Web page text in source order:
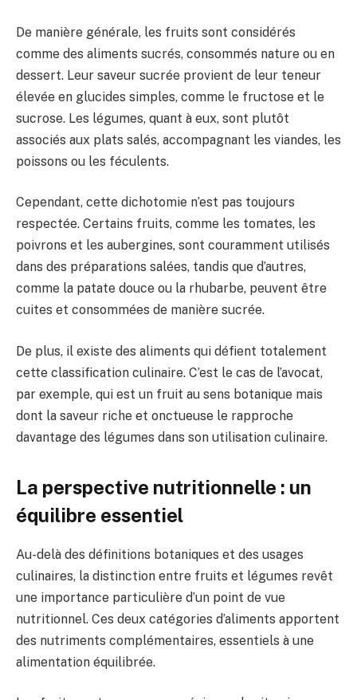
De manière générale, les fruits sont considérés
comme des aliments sucrés, consommés nature ou en
dessert. Leur saveur sucrée provient de leur teneur
élevée en glucides simples, comme le fructose et le
sucrose. Les légumes, quant à eux, sont plutôt
associés aux plats salés, accompagnant les viandes, les
poissons ou les féculents.
Cependant, cette dichotomie n’est pas toujours
respectée. Certains fruits, comme les tomates, les
poivrons et les aubergines, sont couramment utilisés
dans des préparations salées, tandis que d’autres,
comme la patate douce ou la rhubarbe, peuvent être
cuites et consommées de manière sucrée.
De plus, il existe des aliments qui défient totalement
cette classification culinaire. C’est le cas de l’avocat,
par exemple, qui est un fruit au sens botanique mais
dont la saveur riche et onctueuse le rapproche
davantage des légumes dans son utilisation culinaire.
La perspective nutritionnelle : un
équilibre essentiel
Au-delà des définitions botaniques et des usages
culinaires, la distinction entre fruits et légumes revêt
une importance particulière d’un point de vue
nutritionnel. Ces deux catégories d’aliments apportent
des nutriments complémentaires, essentiels à une
alimentation équilibrée.